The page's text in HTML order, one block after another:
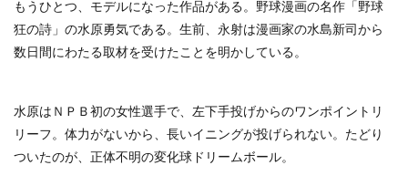
もうひとつ、モデルになった作品がある。野球漫画の名作「野球
狂の詩」の水原勇気である。生前、永射は漫画家の水島新司から
数日間にわたる取材を受けたことを明かしている。
水原はＮＰＢ初の女性選手で、左下手投げからのワンポイントリ
リーフ。体力がないから、長いイニングが投げられない。たどり
ついたのが、正体不明の変化球ドリームボール。